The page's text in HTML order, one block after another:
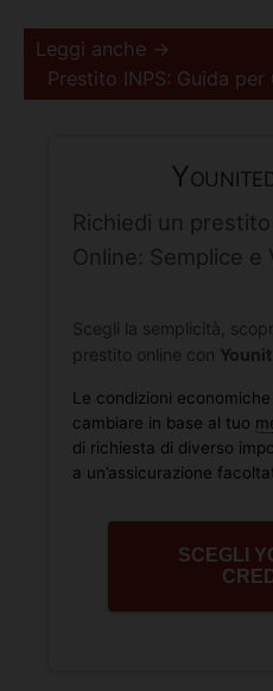
Leggi anche →
Prestito INPS: Guida
Richiedi un prestito
Online: Semplice e
Scegli la semplicità,
prestito online con
Le condizioni
cambiare in base al tuo
di richiesta di diverso
a un’assicurazione
SCEGLI